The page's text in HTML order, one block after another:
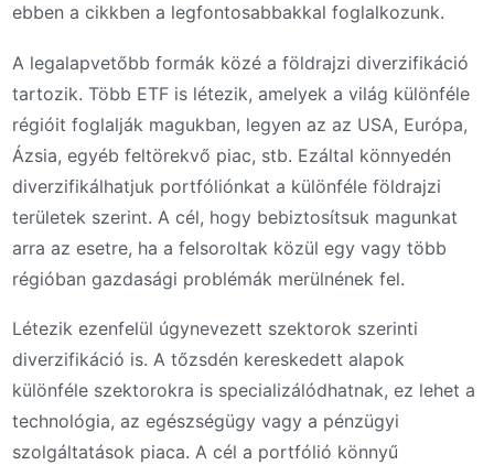
ebben a cikkben a legfontosabbakkal foglalkozunk.
A legalapvetőbb formák közé a földrajzi diverzifikáció
tartozik. Több ETF is létezik, amelyek a világ különféle
régióit foglalják magukban, legyen az az USA, Európa,
Ázsia, egyéb feltörekvő piac, stb. Ezáltal könnyedén
diverzifikálhatjuk portfóliónkat a különféle földrajzi
területek szerint. A cél, hogy bebiztosítsuk magunkat
arra az esetre, ha a felsoroltak közül egy vagy több
régióban gazdasági problémák merülnének fel.
Létezik ezenfelül úgynevezett szektorok szerinti
diverzifikáció is. A tőzsdén kereskedett alapok
különféle szektorokra is specializálódhatnak, ez lehet a
technológia, az egészségügy vagy a pénzügyi
szolgáltatások piaca. A cél a portfólió könnyű